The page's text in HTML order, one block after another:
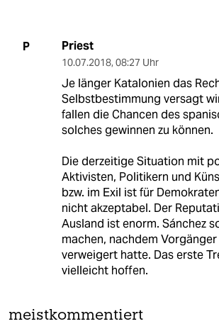
P Priest
10.07.2018, 08:27 Uhr
Je länger Katalonien das
Selbstbestimmung versagt
fallen die Chancen des
solches gewinnen zu können.
Die derzeitige Situation mit
Aktivisten, Politikern und
bzw. im Exil ist für
nicht akzeptabel. Der
Ausland ist enorm. Sánchez
machen, nachdem
verweigert hatte. Das erste
vielleicht hoffen.
meistkommentiert